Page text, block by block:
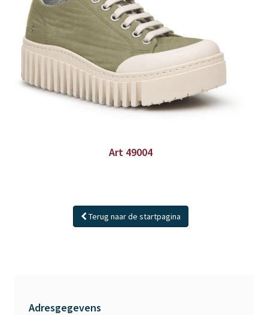
Art 49004
Terug naar de startpagina
Adresgegevens